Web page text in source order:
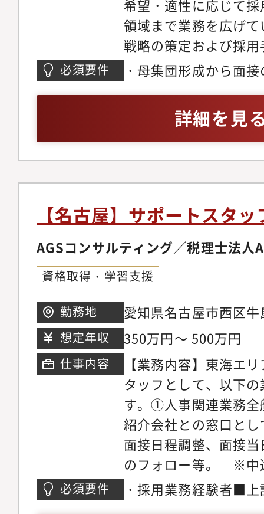
希望・適性に応じて
領域まで業務を広げ
戦略の策定および採
体対応、説明会運営
接対応・人材紹介会
拓・内定者フォロー
入社手続きおよび人
必須要件
・母集団形成から面
詳細を見
【名古屋】サポートスタッ
AGSコンサルティング／税理士法人
資格取得・学習支援
勤務地
愛知県名古屋市西区
ントタワー17F
想定年収 350万円～ 500万円
仕事内容
【業務内容】東海エ
タッフとして、以下
す。①人事関連業務全
紹介会社との窓口と
面接日程調整、面接
のフォロー等。 ※中
業務入社者の受入時
必須要件
・採用業務経験者■